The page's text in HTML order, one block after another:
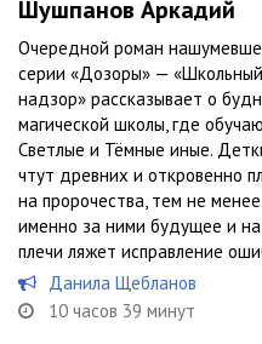
Шушпанов Аркадий
Очередной роман
серии «Дозоры» — «Школьный
надзор» рассказывает о
магической школы, где
Светлые и Тёмные иные.
чтут древних и откровенно
на пророчества, тем не менее
именно за ними будущее и
плечи ляжет исправление
Данила Щебланов
10 часов 39 минут